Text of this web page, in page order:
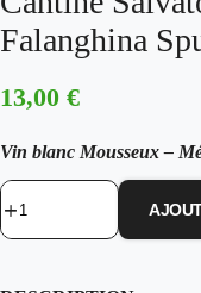
Falanghina
13,00 €
Vin blanc Mousseux –
quantité
de